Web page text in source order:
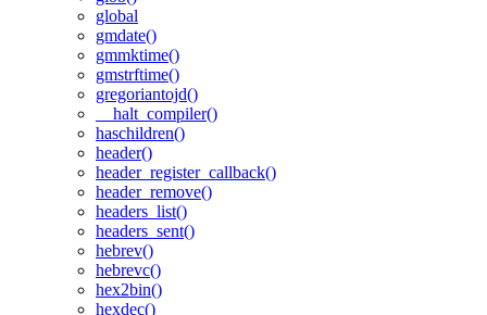
global
gmdate()
gmmktime()
gmstrftime()
gregoriantojd()
__halt_compiler()
haschildren()
header()
header_register_callback()
header_remove()
headers_list()
headers_sent()
hebrev()
hebrevc()
hex2bin()
hexdec()